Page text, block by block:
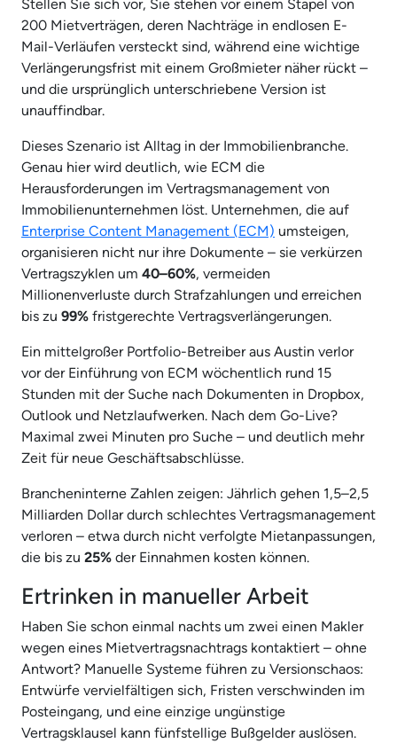
Stellen Sie sich vor, Sie stehen vor einem Stapel von
200 Mietverträgen, deren Nachträge in endlosen E-
Mail-Verläufen versteckt sind, während eine wichtige
Verlängerungsfrist mit einem Großmieter näher rückt –
und die ursprünglich unterschriebene Version ist
unauffindbar.
Dieses Szenario ist Alltag in der Immobilienbranche.
Genau hier wird deutlich, wie ECM die
Herausforderungen im Vertragsmanagement von
Immobilienunternehmen löst. Unternehmen, die auf
Enterprise Content Management (ECM) umsteigen,
organisieren nicht nur ihre Dokumente – sie verkürzen
Vertragszyklen um 40–60%, vermeiden
Millionenverluste durch Strafzahlungen und erreichen
bis zu 99% fristgerechte Vertragsverlängerungen.
Ein mittelgroßer Portfolio-Betreiber aus Austin verlor
vor der Einführung von ECM wöchentlich rund 15
Stunden mit der Suche nach Dokumenten in Dropbox,
Outlook und Netzlaufwerken. Nach dem Go-Live?
Maximal zwei Minuten pro Suche – und deutlich mehr
Zeit für neue Geschäftsabschlüsse.
Brancheninterne Zahlen zeigen: Jährlich gehen 1,5–2,5
Milliarden Dollar durch schlechtes Vertragsmanagement
verloren – etwa durch nicht verfolgte Mietanpassungen,
die bis zu 25% der Einnahmen kosten können.
Ertrinken in manueller Arbeit
Haben Sie schon einmal nachts um zwei einen Makler
wegen eines Mietvertragsnachtrags kontaktiert – ohne
Antwort? Manuelle Systeme führen zu Versionschaos:
Entwürfe vervielfältigen sich, Fristen verschwinden im
Posteingang, und eine einzige ungünstige
Vertragsklausel kann fünfstellige Bußgelder auslösen.